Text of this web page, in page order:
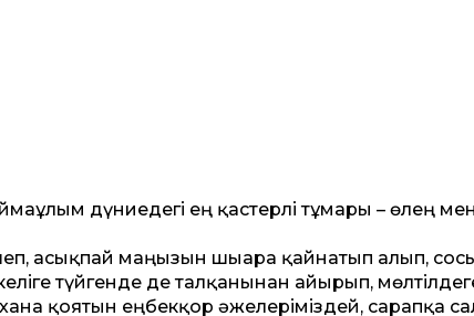
дүниедегі ең қастерлі тұмары – өлең мен
асықпай маңызын шығара қайнатып алып,
түйгенде де талқанынан айырып,
қоятын еңбекқор әжелеріміздей, сарапқа